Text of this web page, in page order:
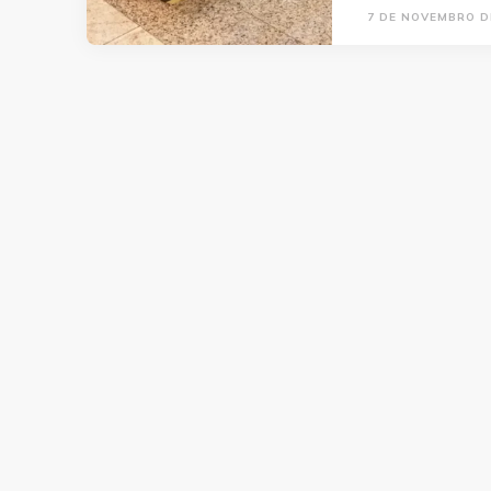
7 DE NOVEMBRO